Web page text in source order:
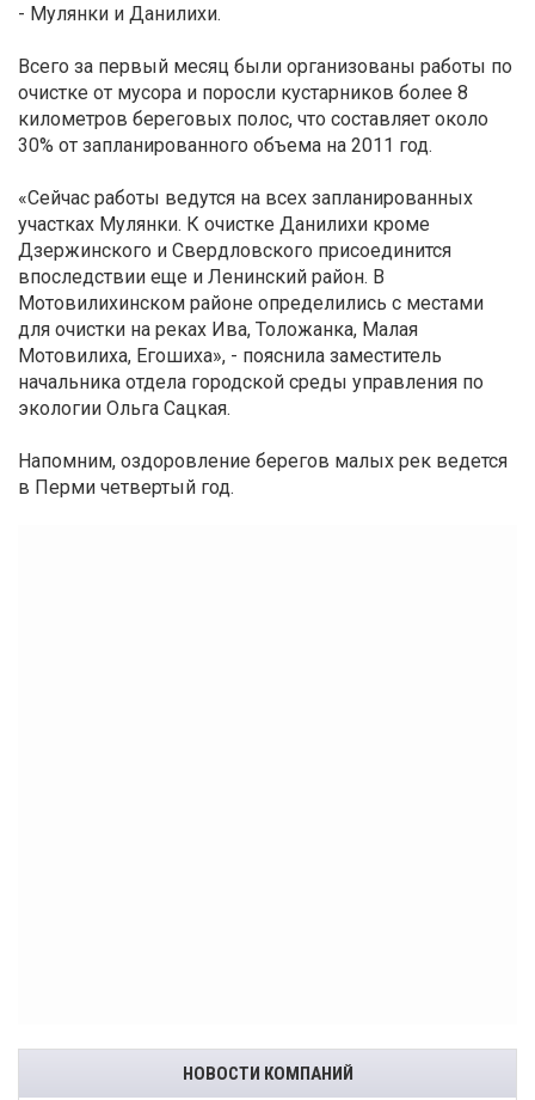
- Мулянки и Данилихи.
Всего за первый месяц были организованы работы по
очистке от мусора и поросли кустарников более 8
километров береговых полос, что составляет около
30% от запланированного объема на 2011 год.
«Сейчас работы ведутся на всех запланированных
участках Мулянки. К очистке Данилихи кроме
Дзержинского и Свердловского присоединится
впоследствии еще и Ленинский район. В
Мотовилихинском районе определились с местами
для очистки на реках Ива, Толожанка, Малая
Мотовилиха, Егошиха», - пояснила заместитель
начальника отдела городской среды управления по
экологии Ольга Сацкая.
Напомним, оздоровление берегов малых рек ведется
в Перми четвертый год.
НОВОСТИ КОМПАНИЙ